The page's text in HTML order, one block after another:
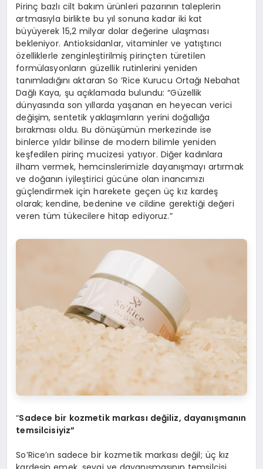
Pirinç bazlı cilt bakım ürünleri pazarının taleplerin
artmasıyla birlikte bu yıl sonuna kadar iki kat
büyüyerek 15,2 milyar dolar değerine ulaşması
bekleniyor. Antioksidanlar, vitaminler ve yatıştırıcı
özelliklerle zenginleştirilmiş pirinçten türetilen
formülasyonların güzellik rutinlerini yeniden
tanımladığını aktaran So ’Rice Kurucu Ortağı Nebahat
Dağlı Kaya, şu açıklamada bulundu: “Güzellik
dünyasında son yıllarda yaşanan en heyecan verici
değişim, sentetik yaklaşımların yerini doğallığa
bırakması oldu. Bu dönüşümün merkezinde ise
binlerce yıldır bilinse de modern bilimle yeniden
keşfedilen pirinç mucizesi yatıyor. Diğer kadınlara
ilham vermek, hemcinslerimizle dayanışmayı artırmak
ve doğanın iyileştirici gücüne olan inancımızı
güçlendirmek için harekete geçen üç kız kardeş
olarak; kendine, bedenine ve cildine gerektiği değeri
veren tüm tükecilere hitap ediyoruz.”
“Sadece bir kozmetik markası değiliz, dayanışmanın
temsilcisiyiz”
So’Rice’ın sadece bir kozmetik markası değil; üç kız